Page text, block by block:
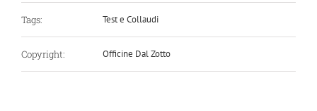
Tags: Test e Collaudi
Copyright: Officine Dal Zotto